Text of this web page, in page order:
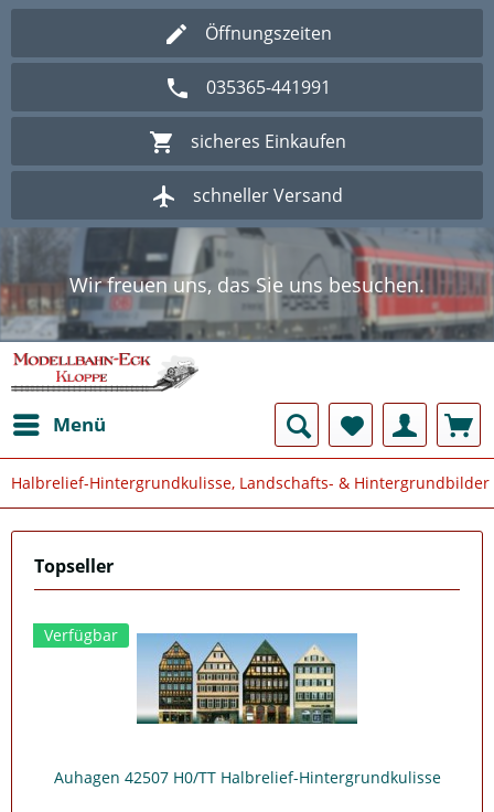
Öffnungszeiten
035365-441991
sicheres Einkaufen
schneller Versand
Wir freuen uns, das Sie uns besuchen.
Herzlich Willkommen im Onlineshop
Modellbahn - Eck Kloppe.
Wir freuen uns, das Sie uns besuchen.
Herzlich Willkommen im Onlineshop
Modellbahn - Eck Kloppe.
Menü
Halbrelief-Hintergrundkulisse, Landschafts- & Hintergrundbilder
Topseller
Verfügbar
Auhagen 42507 H0/TT Halbrelief-Hintergrundkulisse